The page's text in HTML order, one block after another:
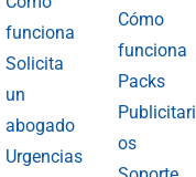
funciona
Solicita
un
abogado
Urgencias
Cómo
funciona
Packs
Publicitari
os